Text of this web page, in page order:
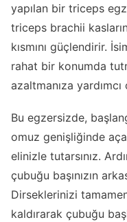
yapılan bir triceps
triceps brachii
kısmını güçlendirir.
rahat bir konumda
azaltmanıza yardımcı
Bu egzersizde,
omuz genişliğinde
elinizle tutarsınız.
çubuğu başınızın
Dirseklerinizi
kaldırarak çubuğu